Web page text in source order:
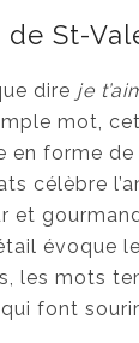
de St-
dire je
mot,
en forme
célèbre
et
évoque
les mots
font